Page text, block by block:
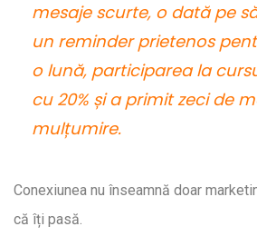
mesaje scurte, o dată pe
un reminder prietenos
o lună, participarea la
cu 20% și a primit zeci de
mulțumire.
Conexiunea nu înseamnă doar
că îți pasă.